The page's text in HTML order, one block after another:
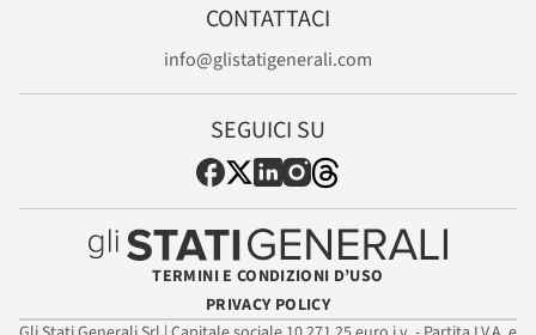
CONTATTACI
info@glistatigenerali.com
SEGUICI SU
TERMINI E CONDIZIONI D’USO
PRIVACY POLICY